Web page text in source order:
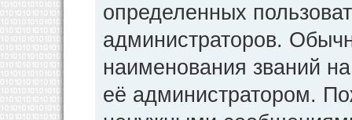
определенных
администраторов.
наименования званий
её администратором.